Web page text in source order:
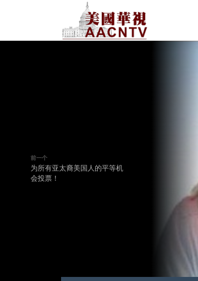
前一个
为所有亚太裔美国人的平等机
会投票！